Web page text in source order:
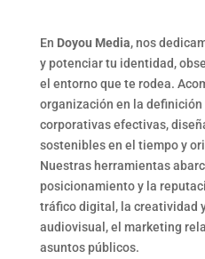
En Doyou Media, nos
y potenciar tu identidad,
el entorno que te rodea.
organización en la
corporativas efectivas,
sostenibles en el tiempo y
Nuestras herramientas
posicionamiento y la
tráfico digital, la creatividad
audiovisual, el marketing
asuntos públicos.